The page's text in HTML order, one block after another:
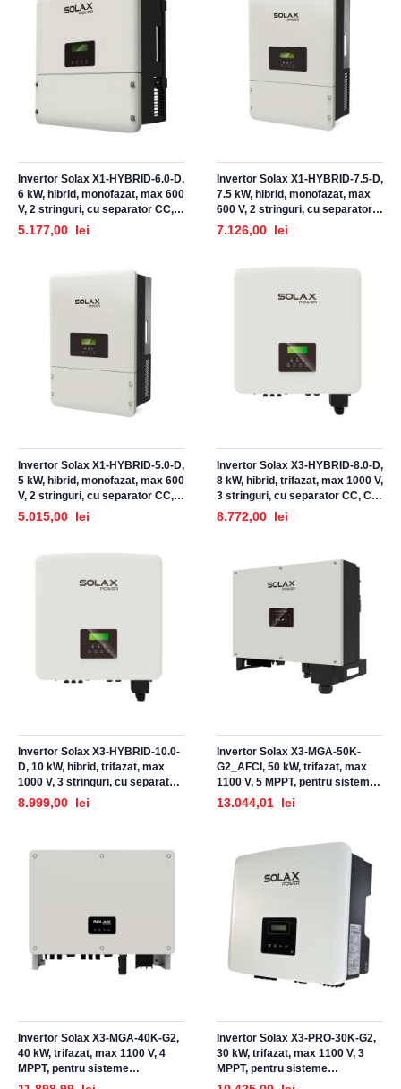
Invertor Solax X1-HYBRID-6.0-D,
6 kW, hibrid, monofazat, max 600
V, 2 stringuri, cu separator CC,
CT ZERO EXPORT incluse
5.177,00 lei
Invertor Solax X1-HYBRID-7.5-D,
7.5 kW, hibrid, monofazat, max
600 V, 2 stringuri, cu separator
CC, CT ZERO EXPORT incluse
7.126,00 lei
Invertor Solax X1-HYBRID-5.0-D,
5 kW, hibrid, monofazat, max 600
V, 2 stringuri, cu separator CC,
CT ZERO EXPORT incluse
5.015,00 lei
Invertor Solax X3-HYBRID-8.0-D,
8 kW, hibrid, trifazat, max 1000 V,
3 stringuri, cu separator CC, CT
ZERO EXPORT incluse
8.772,00 lei
Invertor Solax X3-HYBRID-10.0-
D, 10 kW, hibrid, trifazat, max
1000 V, 3 stringuri, cu separator
CC, CT ZERO EXPORT incluse
8.999,00 lei
Invertor Solax X3-MGA-50K-
G2_AFCI, 50 kW, trifazat, max
1100 V, 5 MPPT, pentru sisteme
fotovoltaice
13.044,01 lei
Invertor Solax X3-MGA-40K-G2,
40 kW, trifazat, max 1100 V, 4
MPPT, pentru sisteme
fotovoltaice
Invertor Solax X3-PRO-30K-G2,
30 kW, trifazat, max 1100 V, 3
MPPT, pentru sisteme
fotovoltaice